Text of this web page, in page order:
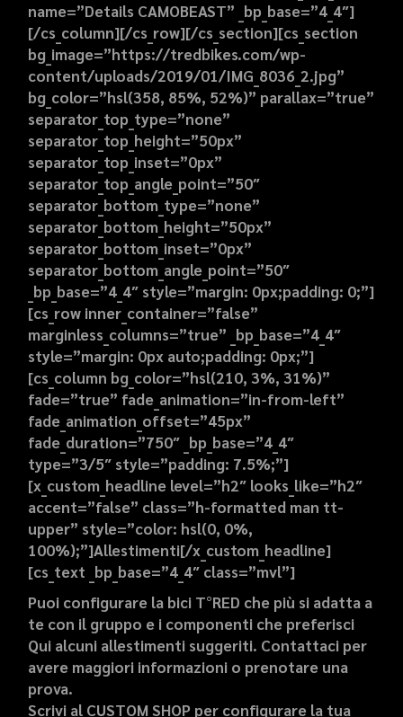
name=”Details CAMOBEAST” _bp_base=”4_4″]
[/cs_column][/cs_row][/cs_section][cs_section
bg_image=”https://tredbikes.com/wp-
content/uploads/2019/01/IMG_8036_2.jpg”
bg_color=”hsl(358, 85%, 52%)” parallax=”true”
separator_top_type=”none”
separator_top_height=”50px”
separator_top_inset=”0px”
separator_top_angle_point=”50″
separator_bottom_type=”none”
separator_bottom_height=”50px”
separator_bottom_inset=”0px”
separator_bottom_angle_point=”50″
_bp_base=”4_4″ style=”margin: 0px;padding: 0;”]
[cs_row inner_container=”false”
marginless_columns=”true” _bp_base=”4_4″
style=”margin: 0px auto;padding: 0px;”]
[cs_column bg_color=”hsl(210, 3%, 31%)”
fade=”true” fade_animation=”in-from-left”
fade_animation_offset=”45px”
fade_duration=”750″ _bp_base=”4_4″
type=”3/5″ style=”padding: 7.5%;”]
[x_custom_headline level=”h2″ looks_like=”h2″
accent=”false” class=”h-formatted man tt-
upper” style=”color: hsl(0, 0%,
100%);”]Allestimenti[/x_custom_headline]
[cs_text _bp_base=”4_4″ class=”mvl”]
Puoi configurare la bici T°RED che più si adatta a
te con il gruppo e i componenti che preferisci
Qui alcuni allestimenti suggeriti. Contattaci per
avere maggiori informazioni o prenotare una
prova.
Scrivi al CUSTOM SHOP per configurare la tua